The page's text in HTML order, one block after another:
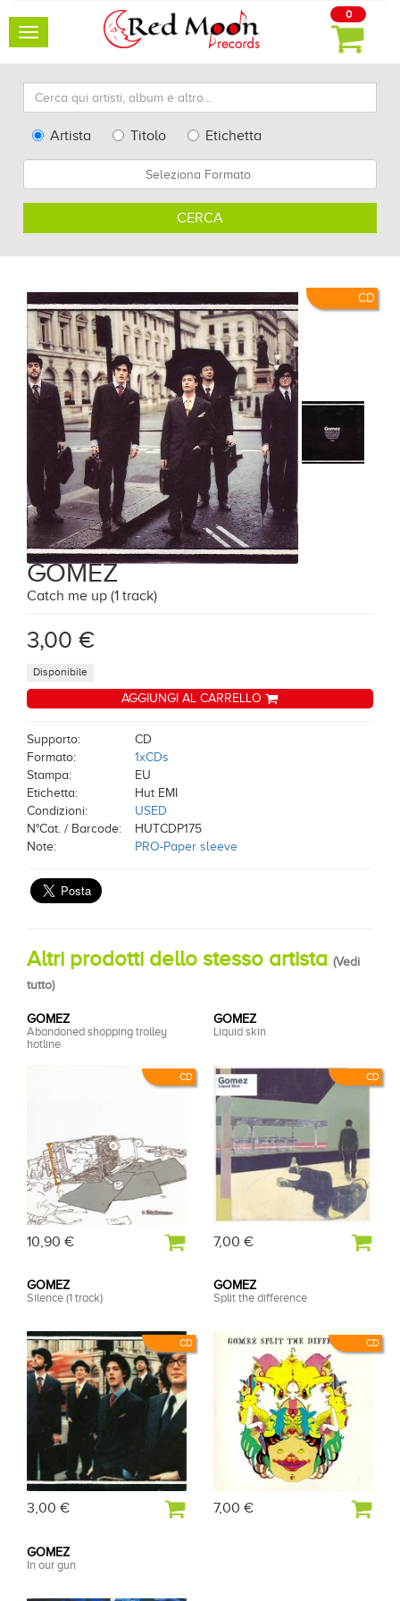
Toggle
0
Cerca
qui
artisti,
altro...
TypeArtista Titolo
Etichetta
CERCA
CD
GOMEZ
Catch me up (1 track)
3,00 €
Disponibile
AGGIUNGI AL CARRELLO
Supporto:
CD
Formato:
1xCDs
Stampa:
EU
Etichetta:
Hut EMI
Condizioni:
USED
N°Cat. / Barcode:
HUTCDP175
Note:
PRO-Paper sleeve
Altri prodotti dello stesso artista (Vedi
tutto)
CD
GOMEZ
Abandoned shopping trolley
hotline
10,90 €
CD
GOMEZ
Liquid skin
7,00 €
CD
GOMEZ
Silence (1 track)
3,00 €
CD
GOMEZ
Split the difference
7,00 €
GOMEZ
In our gun